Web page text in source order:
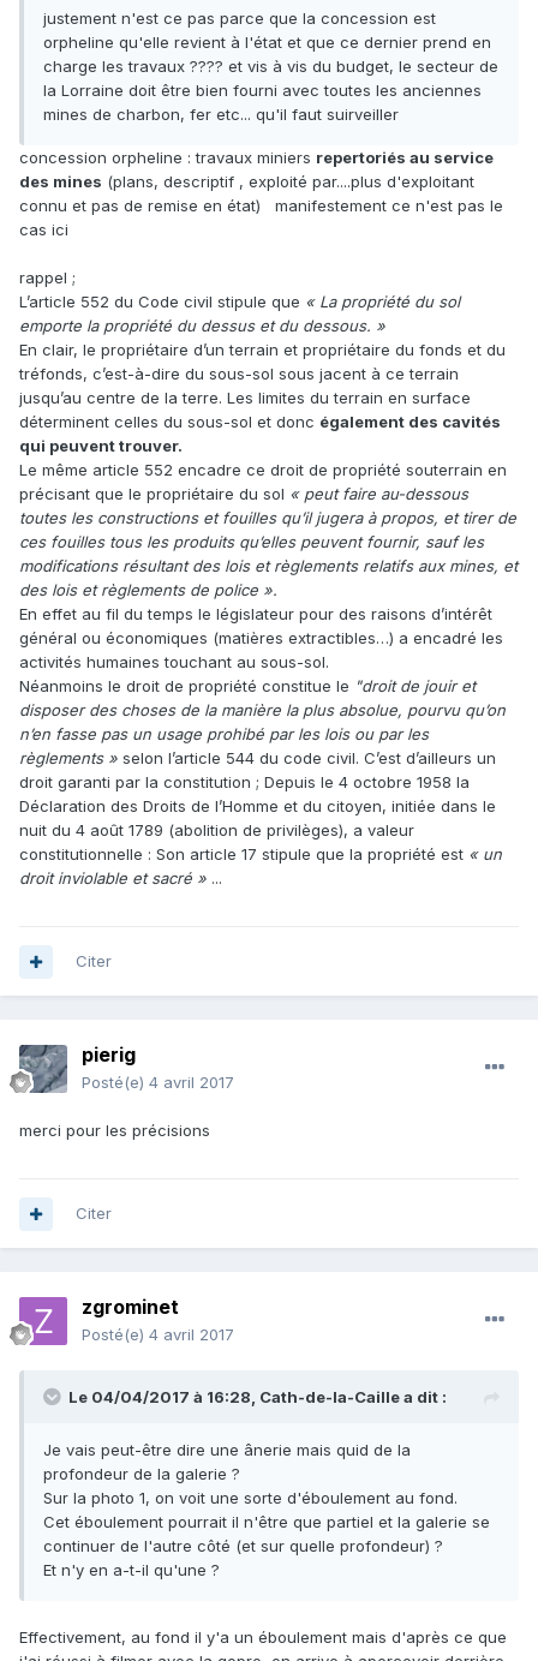
justement n'est ce pas parce que la concession est
orpheline qu'elle revient à l'état et que ce dernier prend en
charge les travaux ???? et vis à vis du budget, le secteur de
la Lorraine doit être bien fourni avec toutes les anciennes
mines de charbon, fer etc... qu'il faut suirveiller
concession orpheline : travaux miniers repertoriés au service
des mines (plans, descriptif , exploité par....plus d'exploitant
connu et pas de remise en état) manifestement ce n'est pas le
cas ici
rappel ;
L’article 552 du Code civil stipule que « La propriété du sol
emporte la propriété du dessus et du dessous. »
En clair, le propriétaire d’un terrain et propriétaire du fonds et du
tréfonds, c’est-à-dire du sous-sol sous jacent à ce terrain
jusqu’au centre de la terre. Les limites du terrain en surface
déterminent celles du sous-sol et donc également des cavités
qui peuvent trouver.
Le même article 552 encadre ce droit de propriété souterrain en
précisant que le propriétaire du sol « peut faire au-dessous
toutes les constructions et fouilles qu’il jugera à propos, et tirer de
ces fouilles tous les produits qu’elles peuvent fournir, sauf les
modifications résultant des lois et règlements relatifs aux mines, et
des lois et règlements de police ».
En effet au fil du temps le législateur pour des raisons d’intérêt
général ou économiques (matières extractibles…) a encadré les
activités humaines touchant au sous-sol.
Néanmoins le droit de propriété constitue le "droit de jouir et
disposer des choses de la manière la plus absolue, pourvu qu’on
n’en fasse pas un usage prohibé par les lois ou par les
règlements » selon l’article 544 du code civil. C’est d’ailleurs un
droit garanti par la constitution ; Depuis le 4 octobre 1958 la
Déclaration des Droits de l’Homme et du citoyen, initiée dans le
nuit du 4 août 1789 (abolition de privilèges), a valeur
constitutionnelle : Son article 17 stipule que la propriété est « un
droit inviolable et sacré » ...
Citer
pierig
Posté(e) 4 avril 2017
merci pour les précisions
Citer
zgrominet
Posté(e) 4 avril 2017
Le 04/04/2017 à 16:28, Cath-de-la-Caillea dit :
Je vais peut-être dire une ânerie mais quid de la
profondeur de la galerie ?
Sur la photo 1, on voit une sorte d'éboulement au fond.
Cet éboulement pourrait il n'être que partiel et la galerie se
continuer de l'autre côté (et sur quelle profondeur) ?
Et n'y en a-t-il qu'une ?
Effectivement, au fond il y'a un éboulement mais d'après ce que